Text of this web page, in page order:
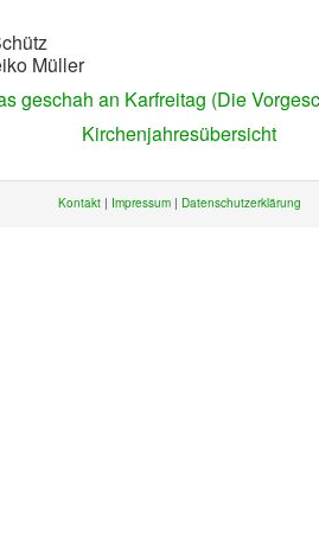
Müller
geschah an Karfreitag (Die
Kirchenjahresübersicht
Kontakt | Impressum | Datenschutzerklärung